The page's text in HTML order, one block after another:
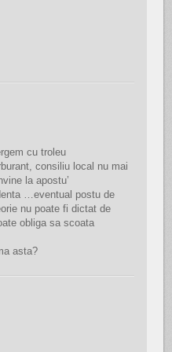
cu troleu
consiliu local nu mai
la apostu’
…eventual postu de
nu poate fi dictat de
obliga sa scoata
asta?